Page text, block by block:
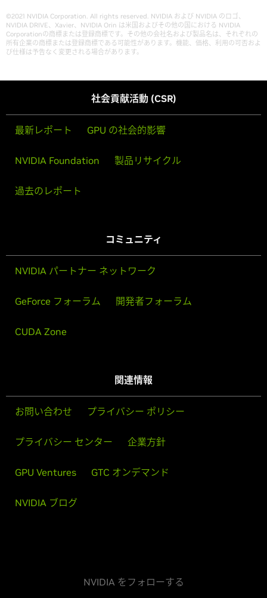
©2021 NVIDIA Corporation. All rights reserved. NVIDIA および NVIDIA のロゴ、
NVIDIA DRIVE、Xavier、NVIDIA Orin は米国およびその他の国における NVIDIA
Corporationの商標または登録商標です。その他の会社名および製品名は、それぞれの
所有企業の商標または登録商標である可能性があります。機能、価格、利用の可否およ
び仕様は予告なく変更される場合があります。
社会貢献活動 (CSR)
最新レポート GPU の社会的影響
NVIDIA Foundation 製品リサイクル
過去のレポート
コミュニティ
NVIDIA パートナー ネットワーク
GeForce フォーラム 開発者フォーラム
CUDA Zone
関連情報
お問い合わせ プライバシー ポリシー
プライバシー センター 企業方針
GPU Ventures GTC オンデマンド
NVIDIA ブログ
NVIDIA をフォローする